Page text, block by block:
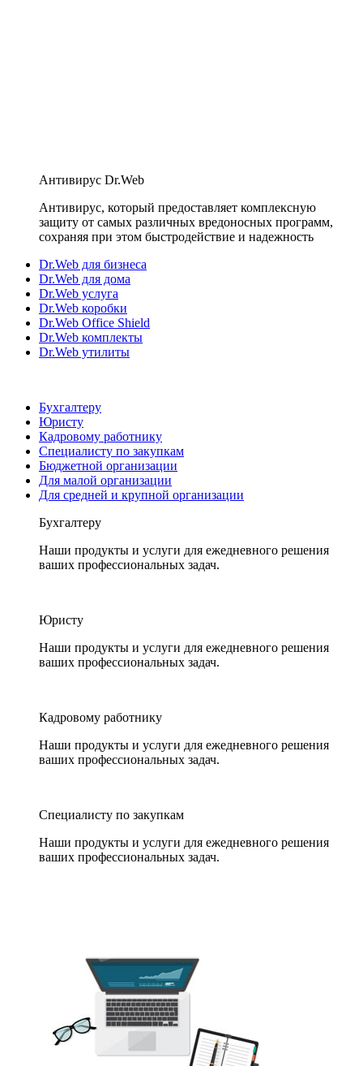
Антивирус Dr.Web
Антивирус, который предоставляет комплексную
защиту от самых различных вредоносных программ,
сохраняя при этом быстродействие и надежность
Dr.Web для бизнеса
Dr.Web для дома
Dr.Web услуга
Dr.Web коробки
Dr.Web Office Shield
Dr.Web комплекты
Dr.Web утилиты
Бухгалтеру
Юристу
Кадровому работнику
Специалисту по закупкам
Бюджетной организации
Для малой организации
Для средней и крупной организации
Бухгалтеру
Наши продукты и услуги для ежедневного решения
ваших профессиональных задач.
Юристу
Наши продукты и услуги для ежедневного решения
ваших профессиональных задач.
Кадровому работнику
Наши продукты и услуги для ежедневного решения
ваших профессиональных задач.
Специалисту по закупкам
Наши продукты и услуги для ежедневного решения
ваших профессиональных задач.